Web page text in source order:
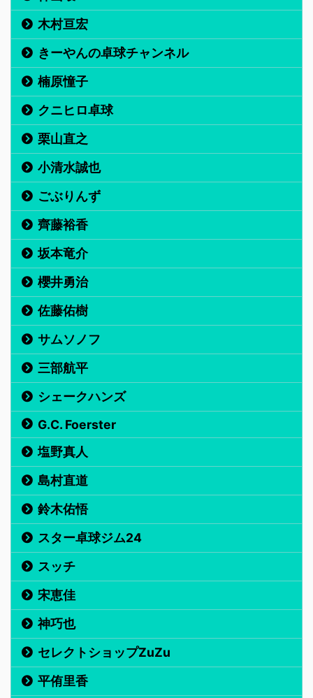
木村亘宏
きーやんの卓球チャンネル
楠原憧子
クニヒロ卓球
栗山直之
小清水誠也
ごぶりんず
齊藤裕香
坂本竜介
櫻井勇治
佐藤佑樹
サムソノフ
三部航平
シェークハンズ
G.C. Foerster
塩野真人
島村直道
鈴木佑悟
スター卓球ジム24
スッチ
宋恵佳
神巧也
セレクトショップZuZu
平侑里香